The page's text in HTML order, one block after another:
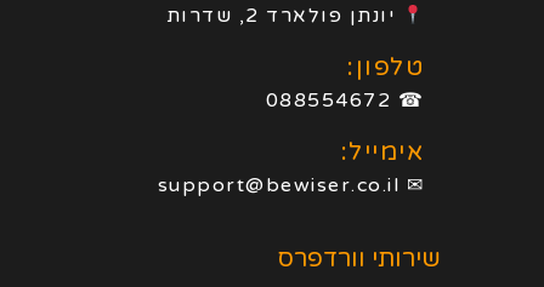
יונתן פולארד 2, שדרות
טלפון:
☎ 088554672
אימייל:
✉ support@bewiser.co.il
שירותי וורדפרס